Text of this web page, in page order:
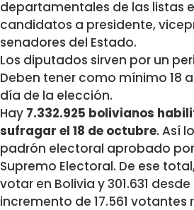
departamentales de las listas
candidatos a presidente,
senadores del Estado.
Los diputados sirven por un
Deben tener como mínimo 18
día de la elección.
Hay 7.332.925 bolivianos
sufragar el 18 de octubre. Así
padrón electoral aprobado
Supremo Electoral. De ese
votar en Bolivia y 301.631
incremento de 17.561